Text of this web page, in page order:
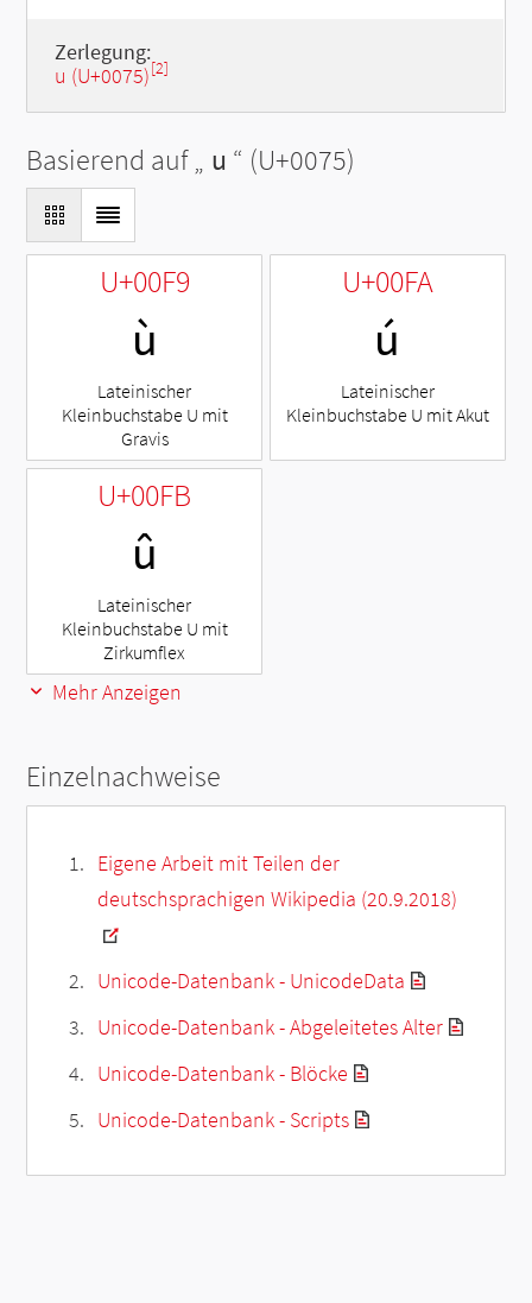
Zerlegung:
u (U+0075)[2]
Basierend auf „ u “ (U+0075)
U+00F9
ù
Lateinischer
Kleinbuchstabe U mit
Gravis
U+00FA
ú
Lateinischer
Kleinbuchstabe U mit Akut
U+00FB
û
Lateinischer
Kleinbuchstabe U mit
Zirkumflex
Mehr Anzeigen
Einzelnachweise
Eigene Arbeit mit Teilen der
deutschsprachigen Wikipedia (20.9.2018)
Unicode-Datenbank - UnicodeData
Unicode-Datenbank - Abgeleitetes Alter
Unicode-Datenbank - Blöcke
Unicode-Datenbank - Scripts